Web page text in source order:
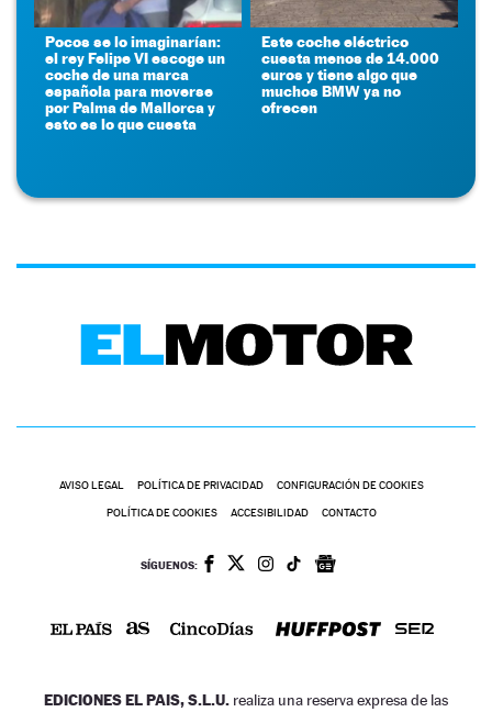
Pocos se lo imaginarían:
el rey Felipe VI escoge un
coche de una marca
española para moverse
por Palma de Mallorca y
esto es lo que cuesta
Este coche eléctrico
cuesta menos de 14.000
euros y tiene algo que
muchos BMW ya no
ofrecen
AVISO LEGAL POLÍTICA DE PRIVACIDAD CONFIGURACIÓN DE COOKIES
POLÍTICA DE COOKIES ACCESIBILIDAD CONTACTO
SÍGUENOS:
EDICIONES EL PAIS, S.L.U. realiza una reserva expresa de las